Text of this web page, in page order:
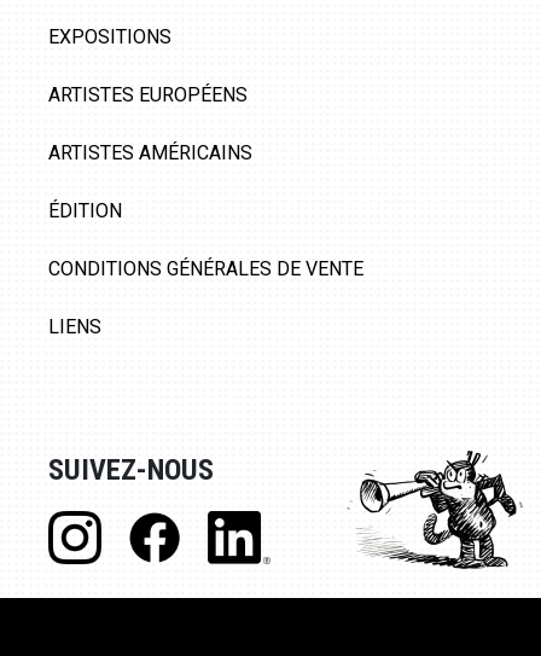
EXPOSITIONS
ARTISTES EUROPÉENS
ARTISTES AMÉRICAINS
ÉDITION
CONDITIONS GÉNÉRALES DE VENTE
LIENS
SUIVEZ-NOUS